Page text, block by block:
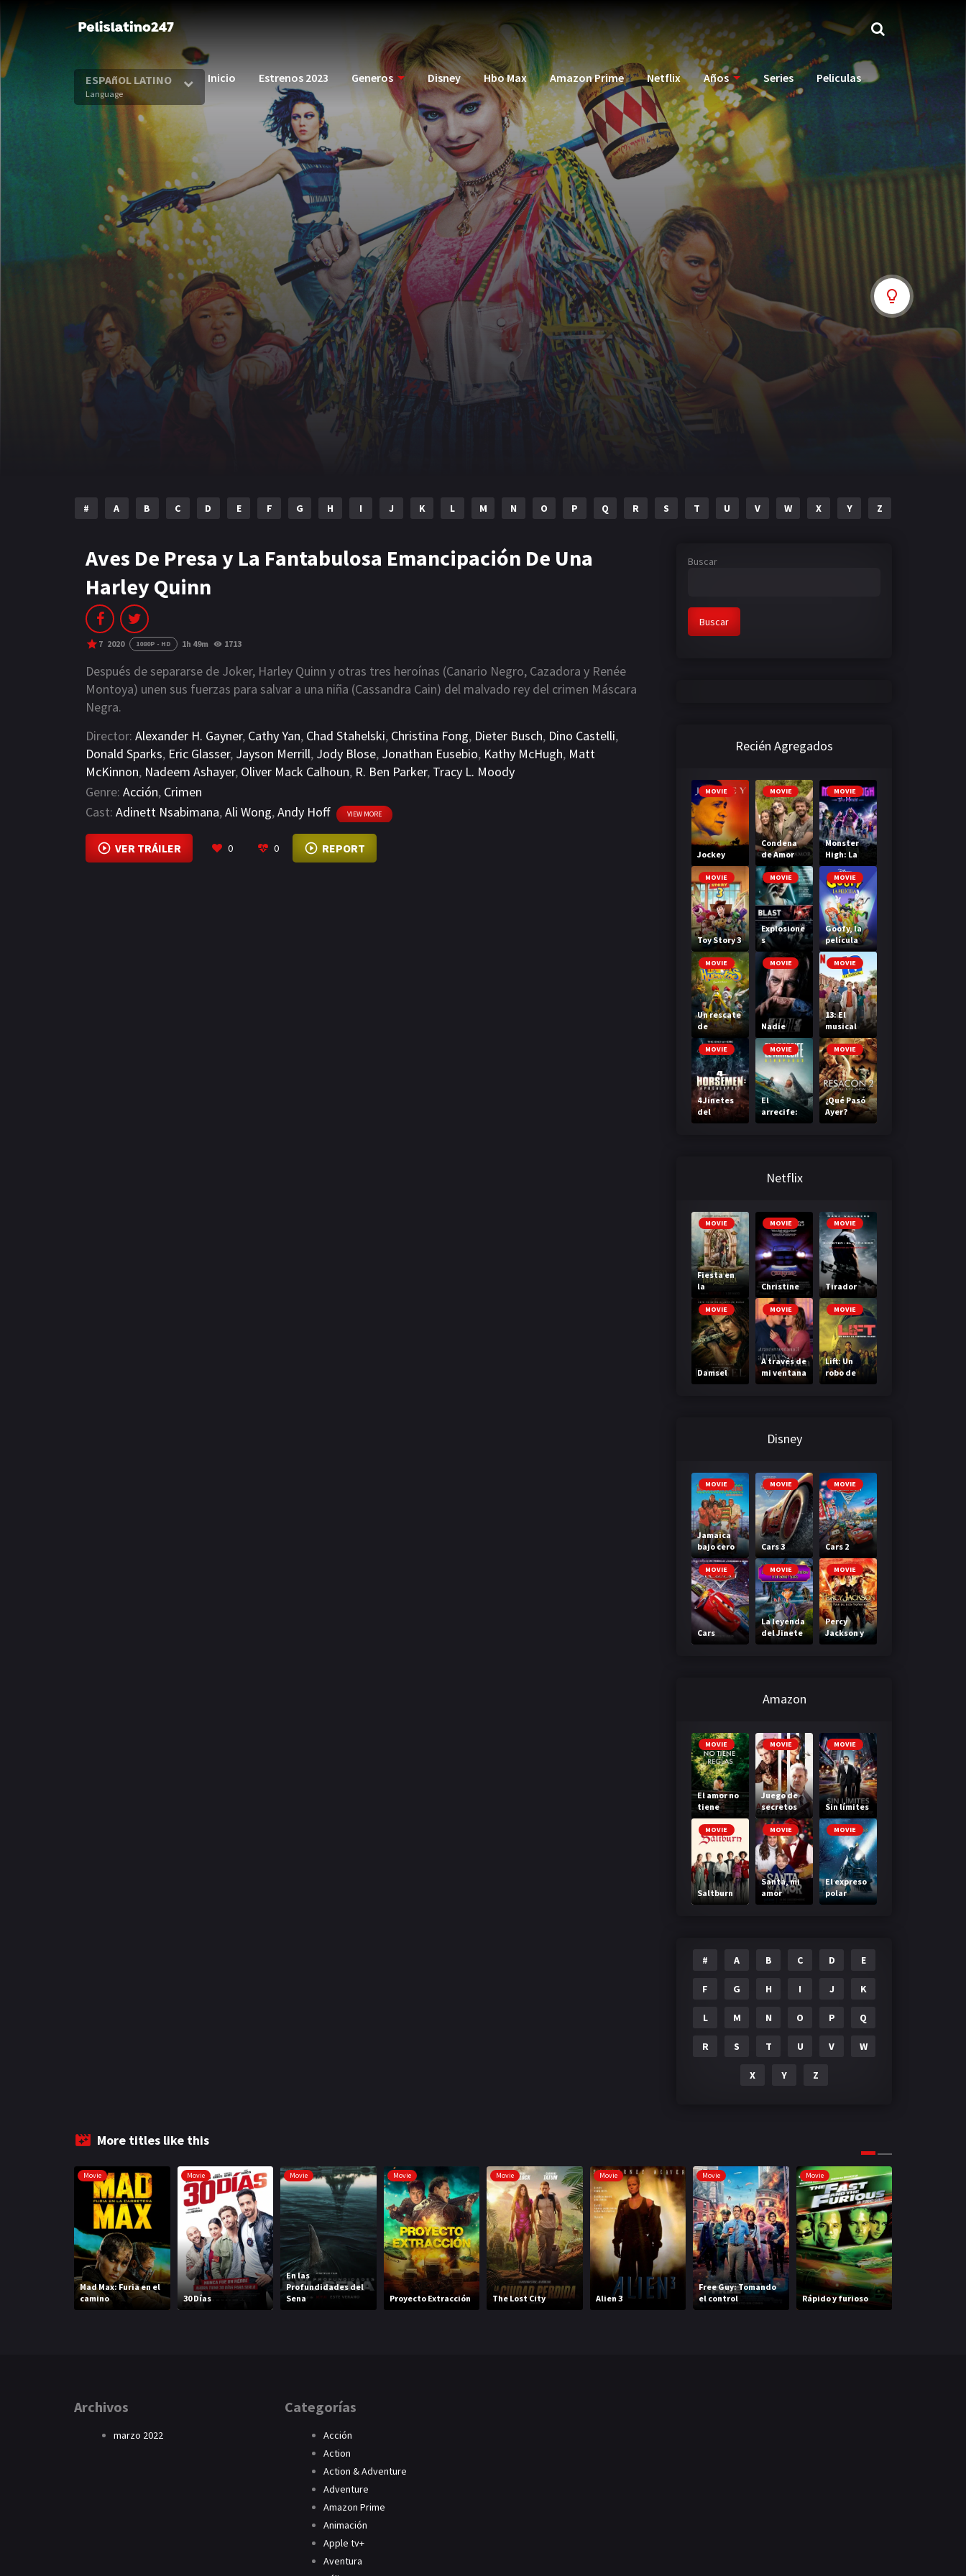
Inicio Estrenos 2023 Generos Disney Hbo Max Amazon Prime Netflix Años Series Peliculas
ESPAñOL LATINO
Language
# A B C D E F G H I J K L M N O P Q R S T U V W X Y Z
Aves De Presa y La Fantabulosa Emancipación De Una
Harley Quinn
7 2020 1080P - HD 1h 49m 1713
Después de separarse de Joker, Harley Quinn y otras tres heroínas (Canario Negro, Cazadora y Renée
Montoya) unen sus fuerzas para salvar a una niña (Cassandra Cain) del malvado rey del crimen Máscara
Negra.
Director: Alexander H. Gayner, Cathy Yan, Chad Stahelski, Christina Fong, Dieter Busch, Dino Castelli,
Donald Sparks, Eric Glasser, Jayson Merrill, Jody Blose, Jonathan Eusebio, Kathy McHugh, Matt
McKinnon, Nadeem Ashayer, Oliver Mack Calhoun, R. Ben Parker, Tracy L. Moody
Genre: Acción, Crimen
Cast: Adinett Nsabimana,Ali Wong,Andy Hoff VIEW MORE
VER TRÁILER 0 0 REPORT
Buscar
Buscar
Recién Agregados
MOVIE
Jockey
MOVIE
Condena
de Amor
MOVIE
Monster
High: La
Película
MOVIE
Toy Story 3
MOVIE
Explosione
s
MOVIE
Goofy, la
película
MOVIE
Un rescate
de
huevitos
MOVIE
Nadie
MOVIE
13: El
musical
MOVIE
4 Jinetes
del
Apocalipsi
MOVIE
El
arrecife:
Atrapadas
MOVIE
¿Qué Pasó
Ayer?
Parte II
Netflix
MOVIE
Fiesta en
la
Madriguer
a
MOVIE
Christine
MOVIE
Tirador
MOVIE
Damsel
MOVIE
A través de
mi ventana
3: A través
MOVIE
Lift: Un
robo de
primera
Disney
MOVIE
Jamaica
bajo cero
MOVIE
Cars 3
MOVIE
Cars 2
MOVIE
Cars
MOVIE
La leyenda
del Jinete
sin cabeza
MOVIE
Percy
Jackson y
el mar de
Amazon
MOVIE
El amor no
tiene
reglas
MOVIE
Juego de
secretos
MOVIE
Sin límites
MOVIE
Saltburn
MOVIE
Santa, mi
amor
MOVIE
El expreso
polar
# A B C D E
F G H I J K
L M N O P Q
R S T U V W
X Y Z
More titles like this
Movie
Mad Max: Furia en el
camino
Movie
30 Días
Movie
En las
Profundidades del
Sena
Movie
Proyecto Extracción
Movie
The Lost City
Movie
Alien 3
Movie
Free Guy: Tomando
el control
Movie
Rápido y furioso
Archivos
marzo 2022
Categorías
Acción
Action
Action & Adventure
Adventure
Amazon Prime
Animación
Apple tv+
Aventura